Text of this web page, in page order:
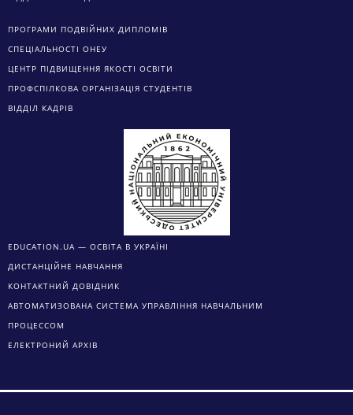
ПРОГРАМИ ПОДВІЙНИХ ДИПЛОМІВ
СПЕЦІАЛЬНОСТІ ОНЕУ
ЦЕНТР ПІДВИЩЕННЯ ЯКОСТІ ОСВІТИ
ПРОФСПІЛКОВА ОРГАНІЗАЦІЯ СТУДЕНТІВ
ВІДДІЛ КАДРІВ
EDUCATION.UA — ОСВІТА В УКРАЇНІ
ДИСТАНЦІЙНЕ НАВЧАННЯ
КОНТАКТНИЙ ДОВІДНИК
АВТОМАТИЗОВАНА СИСТЕМА УПРАВЛІННЯ НАВЧАЛЬНИМ
ПРОЦЕССОМ
ЕЛЕКТРОНИЙ АРХІВ